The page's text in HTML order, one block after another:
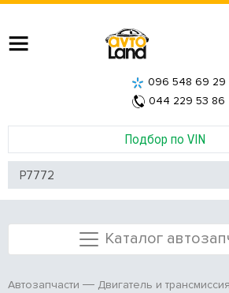
Подбор по VIN
096 548 69 29
044 229 53 86
Каталог
Автозапчасти Двигатель и трансмиссия